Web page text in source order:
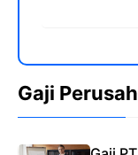
Gaji